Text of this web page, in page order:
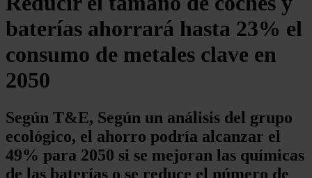
baterías ahorrará hasta 23% el
consumo de metales clave en
2050
Según T&E, Según un análisis del grupo
ecológico, el ahorro podría alcanzar el
49% para 2050 si se mejoran las químicas
de las baterías o se reduce el número de